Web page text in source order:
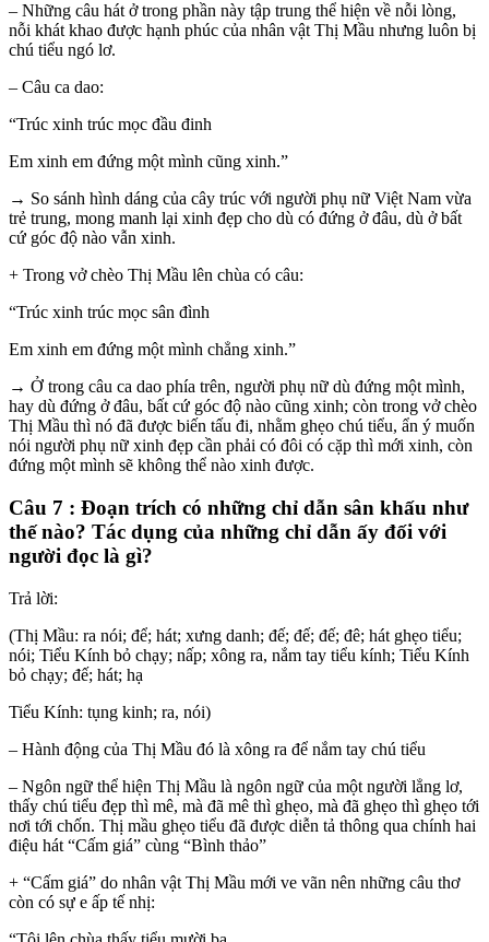
– Những câu hát ở trong phần này tập trung thể hiện về nỗi lòng,
nỗi khát khao được hạnh phúc của nhân vật Thị Mầu nhưng luôn bị
chú tiểu ngó lơ.
– Câu ca dao:
“Trúc xinh trúc mọc đầu đinh
Em xinh em đứng một mình cũng xinh.”
→ So sánh hình dáng của cây trúc với người phụ nữ Việt Nam vừa
trẻ trung, mong manh lại xinh đẹp cho dù có đứng ở đâu, dù ở bất
cứ góc độ nào vẫn xinh.
+ Trong vở chèo Thị Mầu lên chùa có câu:
“Trúc xinh trúc mọc sân đình
Em xinh em đứng một mình chẳng xinh.”
→ Ở trong câu ca dao phía trên, người phụ nữ dù đứng một mình,
hay dù đứng ở đâu, bất cứ góc độ nào cũng xinh; còn trong vở chèo
Thị Mầu thì nó đã được biến tấu đi, nhằm ghẹo chú tiểu, ẩn ý muốn
nói người phụ nữ xinh đẹp cần phải có đôi có cặp thì mới xinh, còn
đứng một mình sẽ không thể nào xinh được.
Câu 7 : Đoạn trích có những chỉ dẫn sân khấu như
thế nào? Tác dụng của những chỉ dẫn ấy đối với
người đọc là gì?
Trả lời:
(Thị Mầu: ra nói; để; hát; xưng danh; đế; đế; đế; đê; hát ghẹo tiểu;
nói; Tiểu Kính bỏ chạy; nấp; xông ra, nắm tay tiểu kính; Tiểu Kính
bỏ chạy; đế; hát; hạ
Tiểu Kính: tụng kinh; ra, nói)
– Hành động của Thị Mầu đó là xông ra để nắm tay chú tiểu
– Ngôn ngữ thể hiện Thị Mầu là ngôn ngữ của một người lẳng lơ,
thấy chú tiểu đẹp thì mê, mà đã mê thì ghẹo, mà đã ghẹo thì ghẹo tới
nơi tới chốn. Thị mầu ghẹo tiểu đã được diễn tả thông qua chính hai
điệu hát “Cấm giá” cùng “Bình thảo”
+ “Cấm giá” do nhân vật Thị Mầu mới ve vãn nên những câu thơ
còn có sự e ấp tế nhị: